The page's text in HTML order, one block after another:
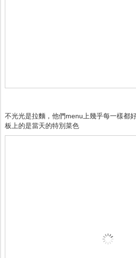
不光光是拉麵，他們menu上幾乎每一樣都
板上的是當天的特別菜色